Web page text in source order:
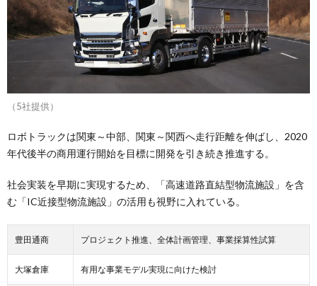
（5社提供）
ロボトラックは関東～中部、関東～関西へ走行距離を伸ばし、2020
年代後半の商用運行開始を目標に開発を引き続き推進する。
社会実装を早期に実現するため、「高速道路直結型物流施設」を含
む「IC近接型物流施設」の活用も視野に入れている。
豊田通商 プロジェクト推進、全体計画管理、事業採算性試算
大塚倉庫 有用な事業モデル実現に向けた検討